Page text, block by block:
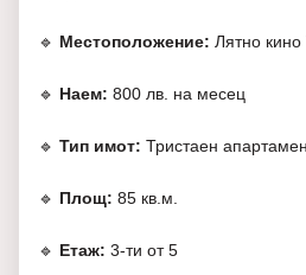
🔹 Местоположение: Лятно кино
🔹 Наем: 800 лв. на месец
🔹 Тип имот: Тристаен
🔹 Площ: 85 кв.м.
🔹 Етаж: 3-ти от 5